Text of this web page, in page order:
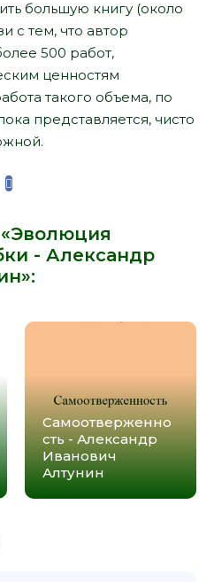
большую книгу (около
с тем, что автор
500 работ,
ценностям
такого объема, по
представляется, чисто
- Александр
Самоотверженно
сть - Александр
Иванович
Алтунин